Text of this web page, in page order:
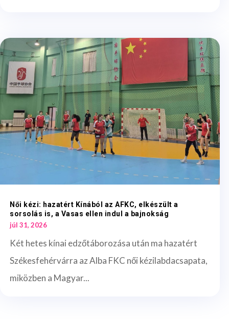
Női kézi: hazatért Kínából az AFKC, elkészült a
sorsolás is, a Vasas ellen indul a bajnokság
júl 31, 2026
Két hetes kínai edzőtáborozása után ma hazatért
Székesfehérvárra az Alba FKC női kézilabdacsapata,
miközben a Magyar...